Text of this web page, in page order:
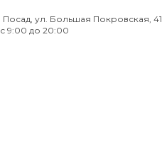
Посад, ул. Большая Покровская, 41
9:00 до 20:00